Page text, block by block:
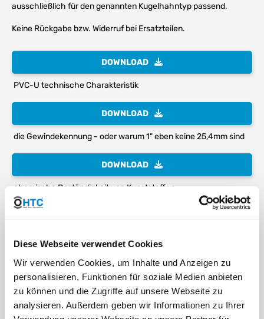
Diese Webseite verwendet Cookies
Wir verwenden Cookies, um Inhalte und Anzeigen zu
personalisieren, Funktionen für soziale Medien anbieten
zu können und die Zugriffe auf unsere Webseite zu
analysieren. Außerdem geben wir Informationen zu Ihrer
ausschließlich für den genannten Kugelhahntyp passend.
Keine Rückgabe bzw. Widerruf bei Ersatzteilen.
DOWNLOAD
PVC-U technische Charakteristik
DOWNLOAD
die Gewindekennung - oder warum 1" eben keine 25,4mm sind
DOWNLOAD
chemische Beständigkeit von Kunststoffen
äußere Merkmale von Spritzgussfittings
DOWNLOAD
RoSH Konformitätserklärung - HT CONNECT GmbH & Co. KG
Medien